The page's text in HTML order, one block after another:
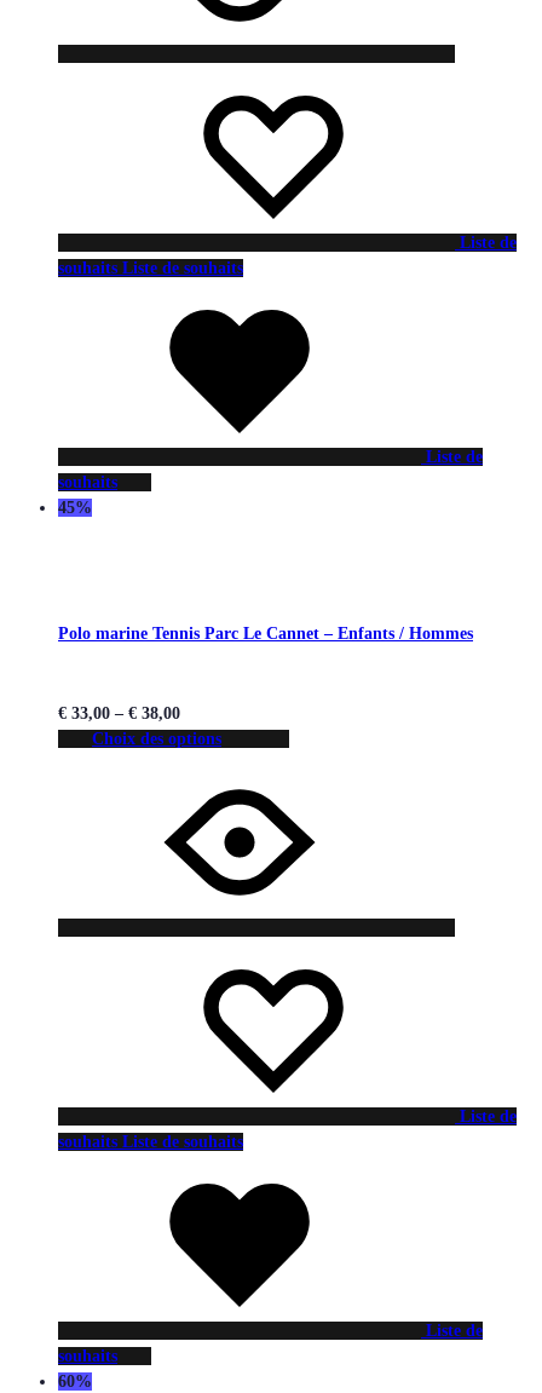
Liste de
souhaits Liste de souhaits
Liste de
souhaits
45%
Polo marine Tennis Parc Le Cannet – Enfants / Hommes
€ 33,00 – € 38,00
Choix des options
Liste de
souhaits Liste de souhaits
Liste de
souhaits
60%